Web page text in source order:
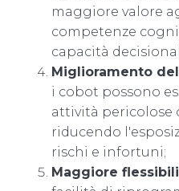
maggiore valore
competenze
capacità
Miglioramento
i cobot possono
attività pericolose
riducendo
rischi e infortuni;
Maggiore